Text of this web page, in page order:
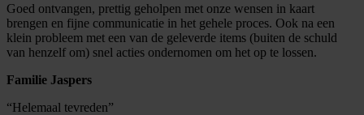
Goed ontvangen, prettig geholpen met onze wensen in kaart
brengen en fijne communicatie in het gehele proces. Ook na een
klein probleem met een van de geleverde items (buiten de schuld
van henzelf om) snel acties ondernomen om het op te lossen.
Familie Jaspers
“Helemaal tevreden”